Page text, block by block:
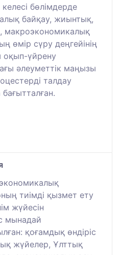
келесі бөлімдерде
байқау, жиынтық,
макроэкономикалық
өмір сүру деңгейінің
оқып-үйрену
әлеуметтік маңызы
талдау
тиімді қызмет ету
жүйесін
мынадай
қоғамдық өндіріс
жүйелер, Ұлттық